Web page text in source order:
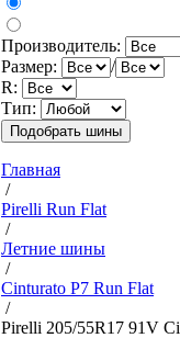
Производитель:
Размер:
/
R:
Тип:
Главная
/
Pirelli Run Flat
/
Летние шины
/
Cinturato P7 Run Flat
/
Pirelli 205/55R17 91V